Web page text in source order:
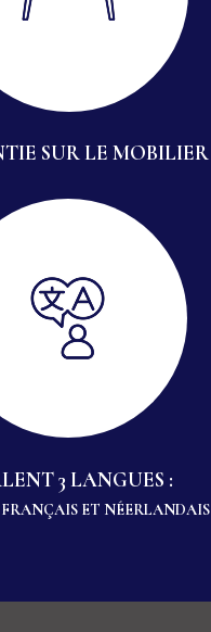
SUR LE MOBILIER
3 LANGUES :
ET NÉERLANDAIS